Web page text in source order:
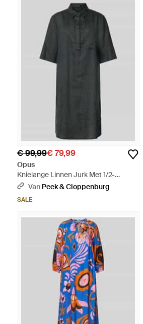
€ 99,99€ 79,99
Opus
Knielange Linnen Jurk Met 1/2-
mouwen - Zwart
Van Peek & Cloppenburg
SALE